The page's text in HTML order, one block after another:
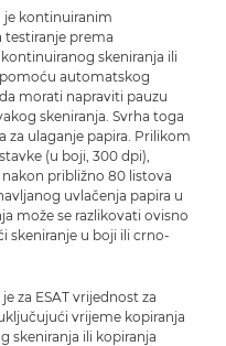
je kontinuiranim
testiranje prema
skeniranja ili
automatskog
morati napraviti pauzu
skeniranja. Svrha toga
za ulaganje papira. Prilikom
(u boji, 300 dpi),
približno 80 listova
uvlačenja papira u
može se razlikovati ovisno
skeniranje u boji ili crno-
za ESAT vrijednost za
vrijeme kopiranja
skeniranja ili kopiranja